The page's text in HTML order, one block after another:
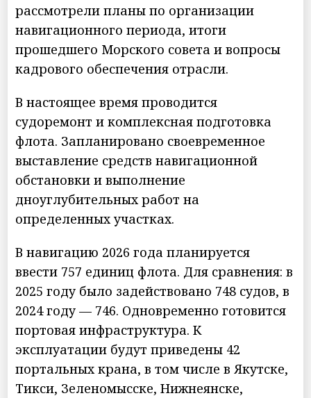
рассмотрели планы по организации
навигационного периода, итоги
прошедшего Морского совета и вопросы
кадрового обеспечения отрасли.
В настоящее время проводится
судоремонт и комплексная подготовка
флота. Запланировано своевременное
выставление средств навигационной
обстановки и выполнение
дноуглубительных работ на
определенных участках.
В навигацию 2026 года планируется
ввести 757 единиц флота. Для сравнения: в
2025 году было задействовано 748 судов, в
2024 году — 746. Одновременно готовится
портовая инфраструктура. К
эксплуатации будут приведены 42
портальных крана, в том числе в Якутске,
Тикси, Зеленомысске, Нижнеянске,